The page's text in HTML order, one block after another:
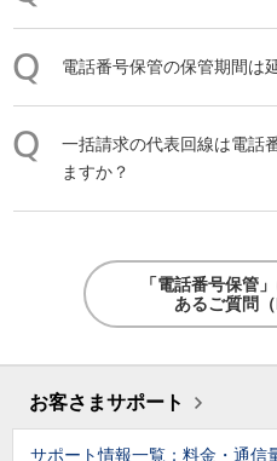
電話番号保管の保管期間は
一括請求の代表回線は電話
ますか？
「電話番号保管
あるご質問
お客さまサポート
サポート情報一覧：料金・通信